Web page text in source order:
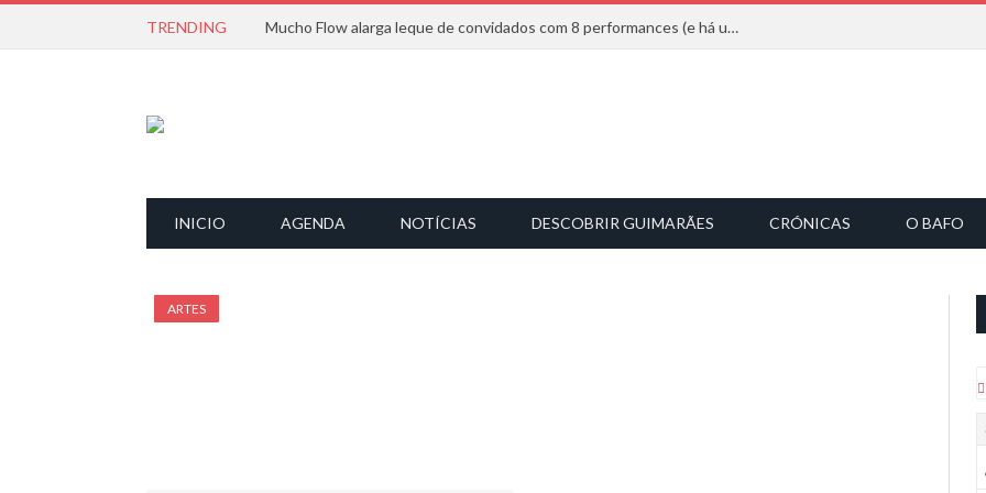
TRENDING Mucho Flow alarga leque de convidados com 8 performances (e há uma saída)
INICIO AGENDA NOTÍCIAS DESCOBRIR GUIMARÃES CRÓNICAS O BAFO
ARTES